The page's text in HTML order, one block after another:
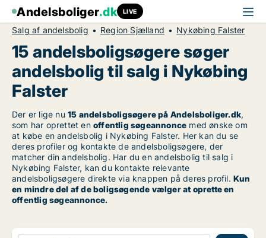
Andelsboliger.dk LIVE
Salg af andelsbolig Region Sjælland Nykøbing Falster
15 andelsboligsøgere søger
andelsbolig til salg i Nykøbing
Falster
Der er lige nu 15 andelsboligsøgere på Andelsboliger.dk,
som har oprettet en offentlig søgeannonce med ønske om
at købe en andelsbolig i Nykøbing Falster. Her kan du se
deres profiler og kontakte de andelsboligsøgere, der
matcher din andelsbolig. Har du en andelsbolig til salg i
Nykøbing Falster, kan du kontakte relevante
andelsboligsøgere direkte via knappen på deres profil.Kun
en mindre del af de boligsøgende vælger at oprette en
offentlig søgeannonce.